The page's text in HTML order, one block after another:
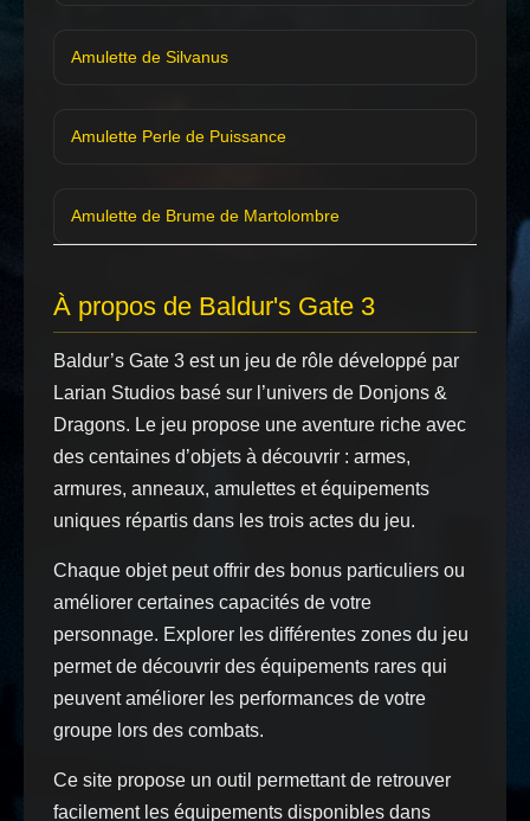
Amulette de Silvanus
Amulette Perle de Puissance
Amulette de Brume de Martolombre
À propos de Baldur's Gate 3
Baldur’s Gate 3 est un jeu de rôle développé par
Larian Studios basé sur l’univers de Donjons &
Dragons. Le jeu propose une aventure riche avec
des centaines d’objets à découvrir : armes,
armures, anneaux, amulettes et équipements
uniques répartis dans les trois actes du jeu.
Chaque objet peut offrir des bonus particuliers ou
améliorer certaines capacités de votre
personnage. Explorer les différentes zones du jeu
permet de découvrir des équipements rares qui
peuvent améliorer les performances de votre
groupe lors des combats.
Ce site propose un outil permettant de retrouver
facilement les équipements disponibles dans